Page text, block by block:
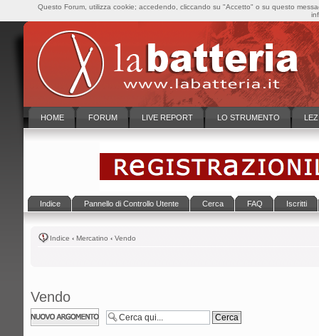
HOME FORUM LIVE REPORT LO STRUMENTO
Indice Pannello di Controllo Utente Cerca FAQ Iscritti
Indice ‹ Mercatino ‹ Vendo
Vendo
Scrivi un nuovo
argomento
Questo Forum, utilizza cookie; accedendo, cliccando su "Accetto" o su questo